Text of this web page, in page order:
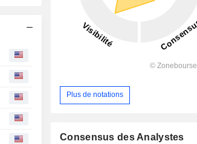
Plus de notations
Consensus des Analystes